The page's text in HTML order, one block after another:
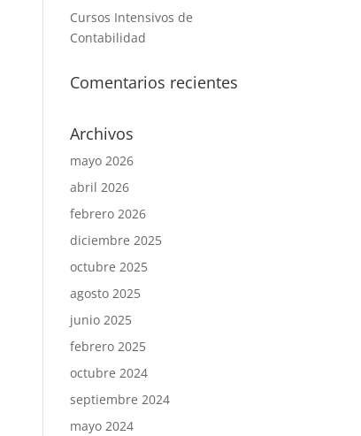
Cursos Intensivos de
Contabilidad
Comentarios recientes
Archivos
mayo 2026
abril 2026
febrero 2026
diciembre 2025
octubre 2025
agosto 2025
junio 2025
febrero 2025
octubre 2024
septiembre 2024
mayo 2024